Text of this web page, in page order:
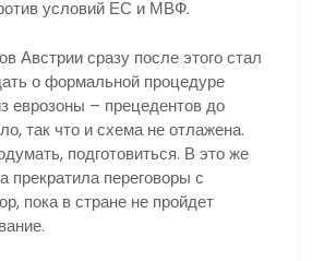
условий ЕС и МВФ.
Австрии сразу после этого стал
о формальной процедуре
еврозоны – прецедентов до
так что и схема не отлажена.
подготовиться. В это же
прекратила переговоры с
пока в стране не пройдет